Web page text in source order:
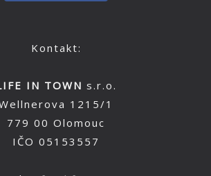
Kontakt:
IN TOWN s.r.o.
1215/1
779 00 Olomouc
IČO 05153557